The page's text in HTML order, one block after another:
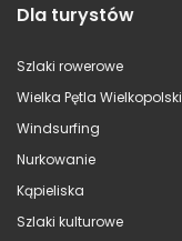
Dla turystów
Szlaki rowerowe
Wielka Pętla Wielkopolski
Windsurfing
Nurkowanie
Kąpieliska
Szlaki kulturowe